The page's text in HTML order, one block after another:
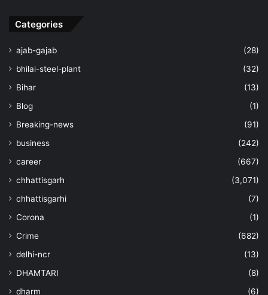
Categories
ajab-gajab
(28)
bhilai-steel-plant
(32)
Bihar
(13)
Blog
(1)
Breaking-news
(91)
business
(242)
career
(667)
chhattisgarh
(3,071)
chhattisgarhi
(7)
Corona
(1)
Crime
(682)
delhi-ncr
(13)
DHAMTARI
(8)
dharm
(6)